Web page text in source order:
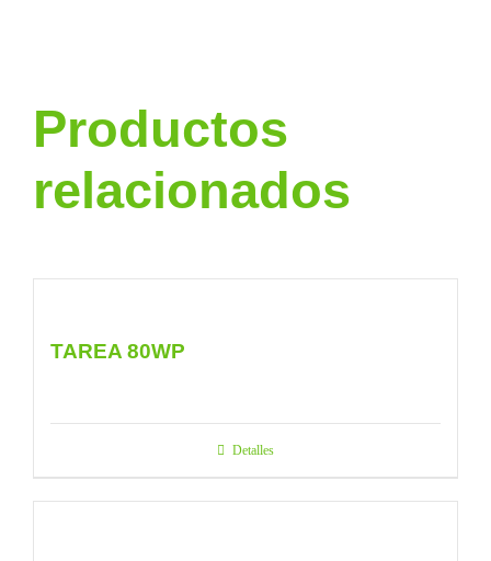
Productos
relacionados
TAREA 80WP
Detalles